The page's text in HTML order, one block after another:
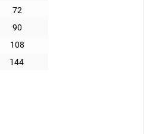
72
90
108
144